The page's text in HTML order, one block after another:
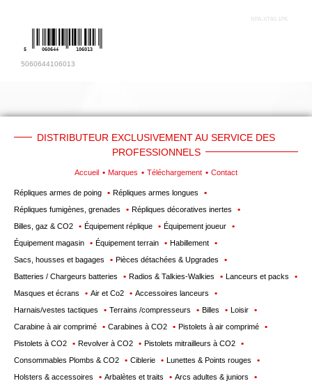
NPA-XT60-1PK
5 060644 106013
5060644106013
DISTRIBUTEUR EXCLUSIVEMENT AU SERVICE DES
PROFESSIONNELS
Accueil Marques Téléchargement Contact
Répliques armes de poing
Répliques armes longues
Répliques fumigènes, grenades
Répliques décoratives inertes
Billes, gaz & CO2
Équipement réplique
Équipement joueur
Équipement magasin
Équipement terrain
Habillement
Sacs, housses et bagages
Pièces détachées & Upgrades
Batteries / Chargeurs batteries
Radios & Talkies-Walkies
Lanceurs et packs
Masques et écrans
Air et Co2
Accessoires lanceurs
Harnais/vestes tactiques
Terrains /compresseurs Billes
Loisir
Carabine à air comprimé
Carabines à CO2
Pistolets à air comprimé
Pistolets à CO2
Revolver à CO2
Pistolets mitrailleurs à CO2
Consommables Plombs & CO2
Ciblerie
Lunettes & Points rouges
Holsters & accessoires
Arbalètes et traits
Arcs adultes & juniors